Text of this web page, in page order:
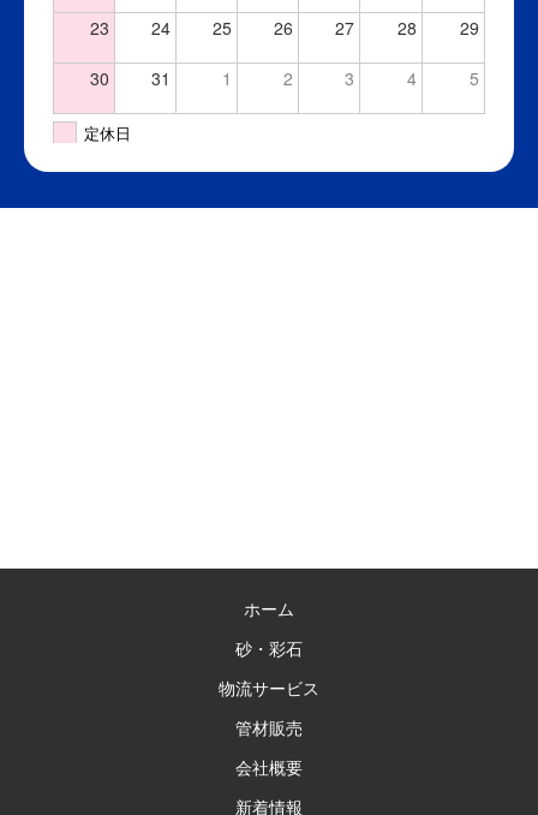
23 24 25 26 27 28 29
30 31 1 2 3 4 5
定休日
ホーム
砂・彩石
物流サービス
管材販売
会社概要
新着情報